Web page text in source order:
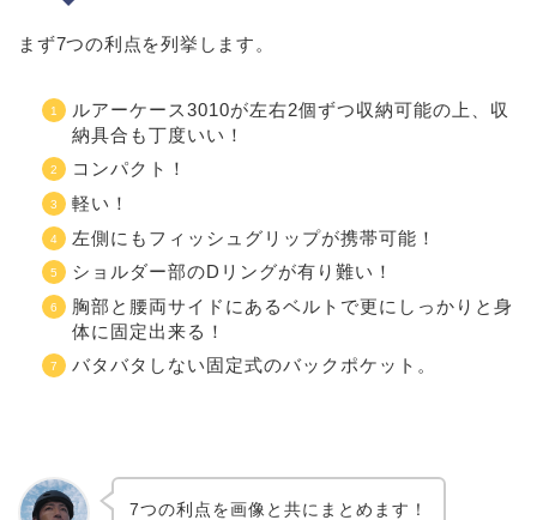
まず7つの利点を列挙します。
ルアーケース3010が左右2個ずつ収納可能の上、収
納具合も丁度いい！
コンパクト！
軽い！
左側にもフィッシュグリップが携帯可能！
ショルダー部のDリングが有り難い！
胸部と腰両サイドにあるベルトで更にしっかりと身
体に固定出来る！
バタバタしない固定式のバックポケット。
7つの利点を画像と共にまとめます！